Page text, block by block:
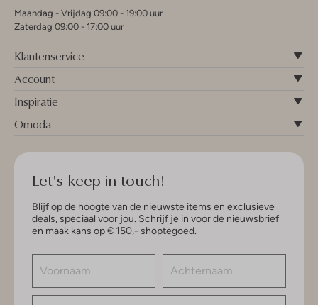
Maandag - Vrijdag 09:00 - 19:00 uur
Zaterdag 09:00 - 17:00 uur
Klantenservice
Account
Inspiratie
Omoda
Let's keep in touch!
Blijf op de hoogte van de nieuwste items en exclusieve
deals, speciaal voor jou. Schrijf je in voor de nieuwsbrief
en maak kans op € 150,- shoptegoed.